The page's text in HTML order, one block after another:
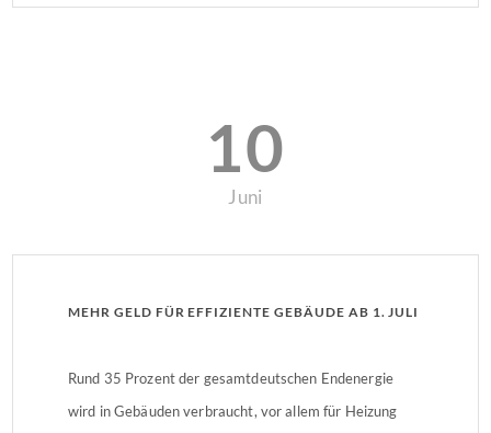
10
Juni
MEHR GELD FÜR EFFIZIENTE GEBÄUDE AB 1. JULI
Rund 35 Prozent der gesamtdeutschen Endenergie
wird in Gebäuden verbraucht, vor allem für Heizung